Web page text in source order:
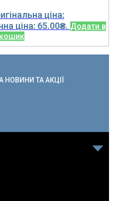
ціна:
ціна: 65.00₴. Додати в
кошик
ТА АКЦІЇ